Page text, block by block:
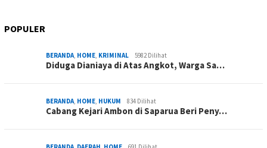
POPULER
BERANDA, HOME, KRIMINAL 5982 Dilihat
Diduga Dianiaya di Atas Angkot, Warga Sa…
BERANDA, HOME, HUKUM 834 Dilihat
Cabang Kejari Ambon di Saparua Beri Peny…